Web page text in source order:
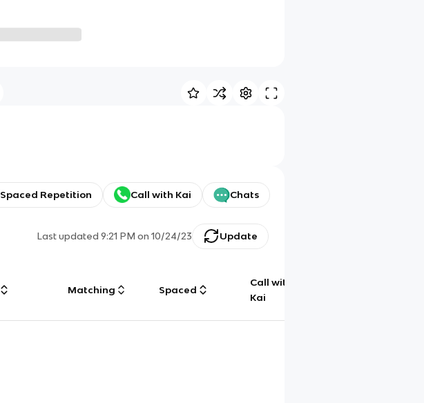
Spaced Repetition Call with Kai Chats
Last updated9:21 PM on 10/24/23 Update
Matching Spaced
Call with
Kai